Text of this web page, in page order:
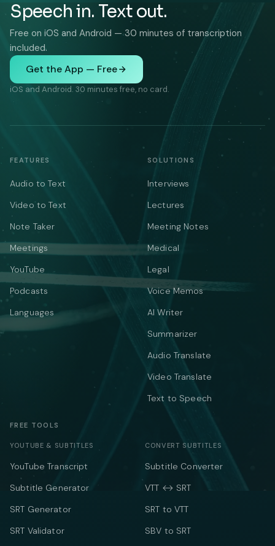
Speech in. Text out.
Free on iOS and Android — 30 minutes of transcription
included.
Get the App — Free
iOS and Android. 30 minutes free, no card.
FEATURES
Audio to Text
Video to Text
Note Taker
Meetings
YouTube
Podcasts
Languages
SOLUTIONS
Interviews
Lectures
Meeting Notes
Medical
Legal
Voice Memos
AI Writer
Summarizer
Audio Translate
Video Translate
Text to Speech
FREE TOOLS
YOUTUBE & SUBTITLES
YouTube Transcript
Subtitle Generator
SRT Generator
SRT Validator
CONVERT SUBTITLES
Subtitle Converter
VTT ↔ SRT
SRT to VTT
SBV to SRT